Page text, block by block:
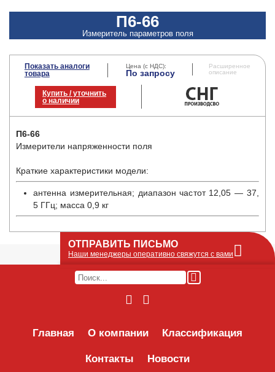
П6-66
Измеритель параметров поля
Показать аналоги
товара
Цена (с НДС):
По запросу
Расширенное
описание
Купить / уточнить
о наличии
П6-66
Измерители напряженности поля
Краткие характеристики модели:
антенна измерительная; диапазон частот 12,05 — 37,
5 ГГц; масса 0,9 кг
Главная О компании Классификация
Контакты Новости
ОТПРАВИТЬ ПИСЬМО
Наши менеджеры оперативно свяжутся с вами
Оставьте Ваше сообщение или запрос по
его получим по e-mail и оперативно ответим!